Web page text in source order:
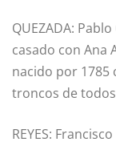
QUEZADA:
casado con Ana
nacido por 1785
troncos de
REYES: